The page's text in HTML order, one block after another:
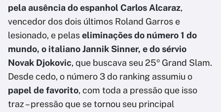
pela ausência do espanhol Carlos Alcaraz,
vencedor dos dois últimos Roland Garros e
lesionado, e pelaseliminações do número 1 do
mundo, o italiano Jannik Sinner, e do sérvio
Novak Djokovic, que buscava seu 25º Grand Slam.
Desde cedo, o número 3 do ranking assumiu o
papel de favorito, com toda a pressão que isso
traz – pressão que se tornou seu principal